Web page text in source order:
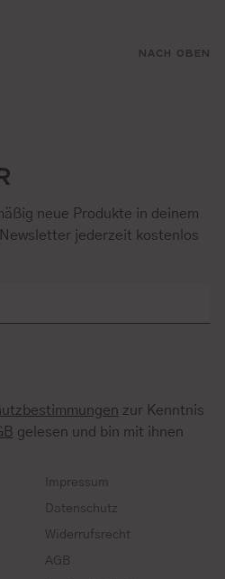
NACH OBEN
neue Produkte in deinem
jederzeit kostenlos
zur Kenntnis
gelesen und bin mit ihnen
Impressum
Datenschutz
Widerrufsrecht
AGB